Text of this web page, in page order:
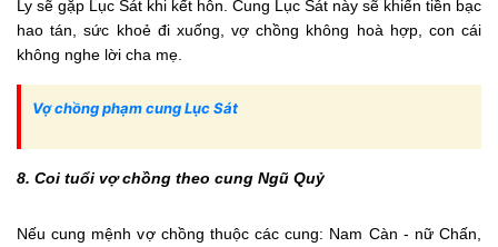
Ly sẽ gặp Lục Sát khi kết hôn. Cung Lục Sát này sẽ khiến tiền bạc
hao tán, sức khoẻ đi xuống, vợ chồng không hoà hợp, con cái
không nghe lời cha mẹ.
Vợ chồng phạm cung Lục Sát
8. Coi tuổi vợ chồng theo cung Ngũ Quỷ
Nếu cung mệnh vợ chồng thuộc các cung: Nam Càn - nữ Chấn,